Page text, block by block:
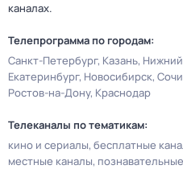
каналах.
Телепрограмма по городам:
Санкт-Петербург Казань
Екатеринбург Новосибирск Сочи
Ростов-на-Дону Краснодар
Телеканалы по тематикам:
кино и сериалы бесплатные
местные каналы познавательные